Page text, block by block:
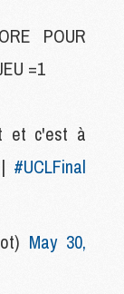
POUR
=1
et c'est à
| #UCLFinal
May 30,